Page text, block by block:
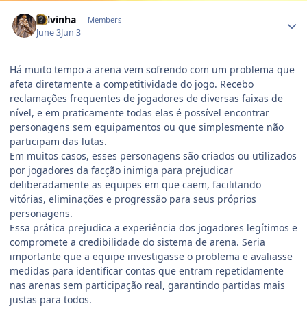
Selvinha Members
June 3Jun 3
Há muito tempo a arena vem sofrendo com um problema que
afeta diretamente a competitividade do jogo. Recebo
reclamações frequentes de jogadores de diversas faixas de
nível, e em praticamente todas elas é possível encontrar
personagens sem equipamentos ou que simplesmente não
participam das lutas.
Em muitos casos, esses personagens são criados ou utilizados
por jogadores da facção inimiga para prejudicar
deliberadamente as equipes em que caem, facilitando
vitórias, eliminações e progressão para seus próprios
personagens.
Essa prática prejudica a experiência dos jogadores legítimos e
compromete a credibilidade do sistema de arena. Seria
importante que a equipe investigasse o problema e avaliasse
medidas para identificar contas que entram repetidamente
nas arenas sem participação real, garantindo partidas mais
justas para todos.